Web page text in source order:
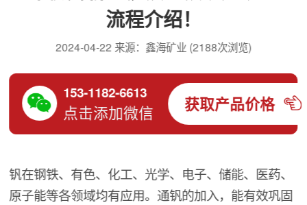
流程介绍！
2024-04-22 来源：鑫海矿业 (2188次浏览)
153-1182-6613
点击添加微信 获取产品价格
钒在钢铁、有色、化工、光学、电子、储能、医药、
原子能等各领域均有应用。通钒的加入，能有效巩固